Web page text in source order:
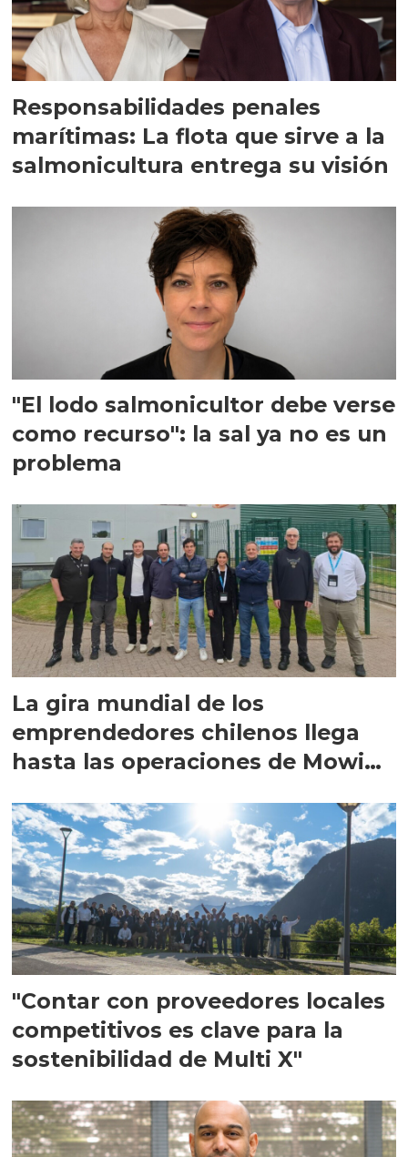
Responsabilidades penales
marítimas: La flota que sirve a la
salmonicultura entrega su visión
"El lodo salmonicultor debe verse
como recurso": la sal ya no es un
problema
La gira mundial de los
emprendedores chilenos llega
hasta las operaciones de Mowi
"Contar con proveedores locales
competitivos es clave para la
sostenibilidad de Multi X"